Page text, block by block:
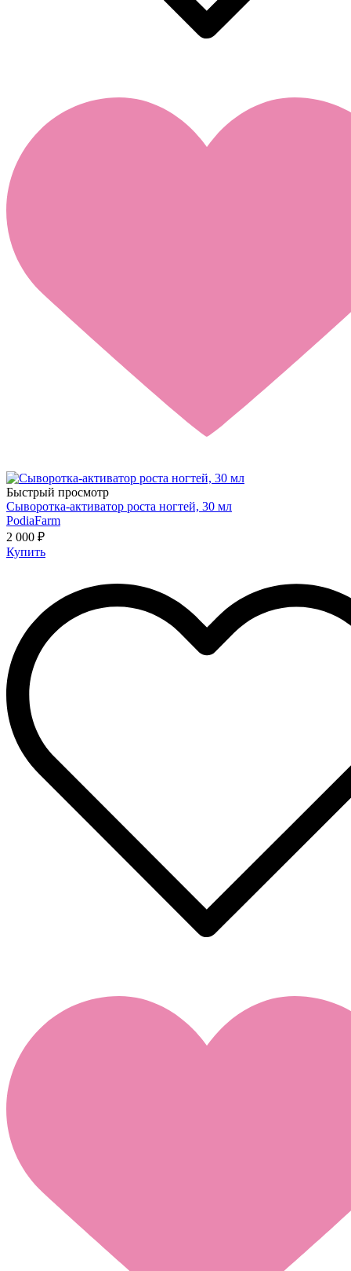
Быстрый просмотр
Сыворотка-активатор роста ногтей, 30 мл
PodiaFarm
2 000 ₽
Купить